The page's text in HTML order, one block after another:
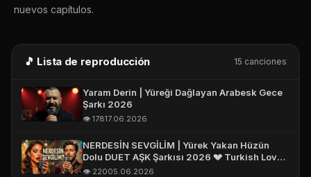
nuevos capítulos.
🎵 Lista de reproducción 15 canciones
Yaram Derin | Yüreği Dağlayan Arabesk Gece
Şarkı 2026
👁️ 17817.06.2026
NERDESİN SEVGİLİM | Yürek Yakan Hüzün
Dolu DUET AŞK Şarkısı 2026 💔 Turkish Love
Song 2026 #aşk
👁️ 22005.06.2026